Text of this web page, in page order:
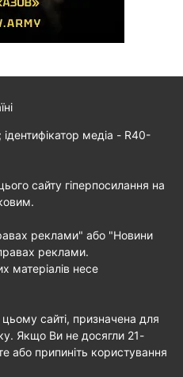
медіа - R40-
сайту гіперпосилання на
реклами" або "Новини
реклами.
матеріалів несе
сайті, призначена для
Якщо Ви не досягли 21-
або припиніть користування